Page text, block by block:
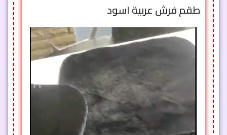
طقم فرش عربية اسود